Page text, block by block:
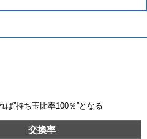
”持ち玉比率100％”となる
交換率